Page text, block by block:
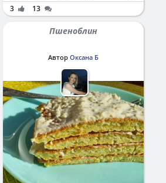
3 13
Пшеноблин
Автор Оксана Б